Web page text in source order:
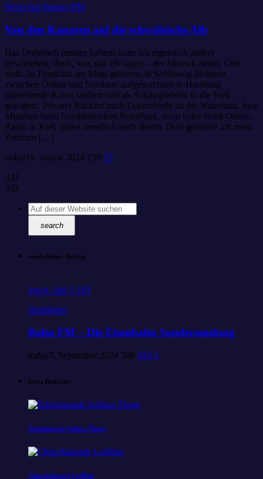
News bei Sunray-FM
Von den Kanaren auf die schwäbische Alb
Das Drehbuch meines Lebens hatte ich eigentlich anders
geschrieben, doch, was soll ich sagen – der Mensch denkt, Gott
lenkt. In Frankfurt am Main geboren, in Schleswig-Holstein,
zwischen Ostsee und Nordsee, aufgewachsen in Hamburg
darstellende Kunst studiert und als Schauspielerin in die Welt
gezogen. Privater Rückruf nach Eckernförde an die Waterkant, freie
Mitarbeit beim Norddeutschen Rundfunk, dann beim Nord-Ostsee-
Radio in Kiel, später beruflich nach Berlin. Dort gründete ich mein
Zentrum […]
today19. Januar 2024 139 17
AD
AD
search
empfohlener Beitrag
insert_link 3 193
Highlights
Bahn FM – Die Eisenbahn Sondersendung
today7. September 2024 386 193 3
letzte Beiträge
Erlebnispark Schloss Thurn
Churpfalzpark Loifling